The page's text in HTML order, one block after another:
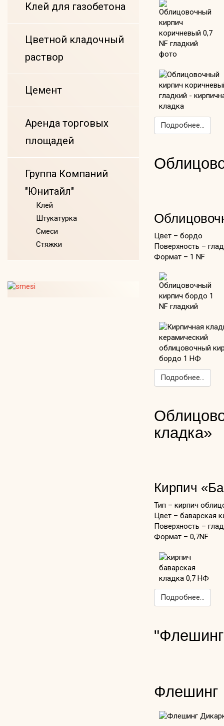
Подробнее...
Цвет – бордо
Поверхность –
Формат – 1 NF
Подробнее...
кладка»
Кирпич
Тип – кирпич
Цвет – баварская
Поверхность –
Формат – 0,7NF
Подробнее...
Флешинг
Клей для газобетона
Цветной кладочный
раствор
Цемент
Аренда торговых
площадей
Группа Компаний
"Юнитайл"
Клей
Штукатурка
Смеси
Стяжки